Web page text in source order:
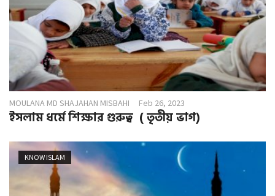
MOULANA MD SHAJAHAN MISBAHI Feb 26, 2023
ইসলাম ধর্মে শিক্ষার গুরুত্ব ( তৃতীয় ভাগ)
KNOW ISLAM